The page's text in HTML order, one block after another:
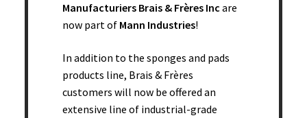
Add to cart
Manufacturiers Brais & Frères Inc are
now part of Mann Industries!
In addition to the sponges and pads
products line, Brais & Frères
customers will now be offered an
extensive line of industrial-grade